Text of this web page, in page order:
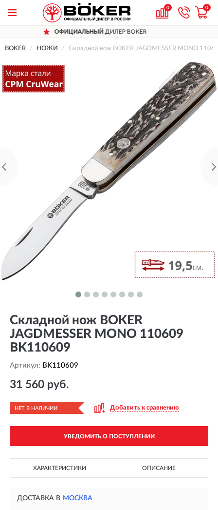
0 0
ОФИЦИАЛЬНЫЙ ДИЛЕР BOKER
BOKER НОЖИ Складной нож BOKER JAGDMESSER MONO
Складной нож BOKER
JAGDMESSER MONO 110609
BK110609
Артикул: BK110609
31 560 руб.
НЕТ В НАЛИЧИИ Добавить к сравнению
УВЕДОМИТЬ О ПОСТУПЛЕНИИ
ХАРАКТЕРИСТИКИ ОПИСАНИЕ
ДОСТАВКА В МОСКВА